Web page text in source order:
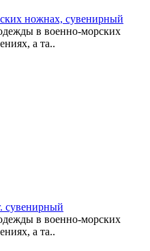
ножнах, сувенирный
в военно-морских
а та..
сувенирный
в военно-морских
а та..